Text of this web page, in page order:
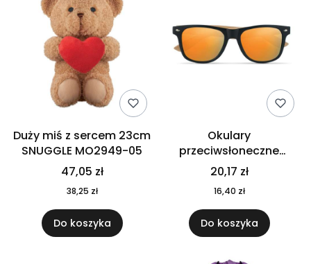
Duży miś z sercem 23cm
SNUGGLE MO2949-05
47,05 zł
38,25 zł
Do koszyka
Okulary
przeciwsłoneczne
CALIFORNIA TOUCH
MO9617-10
20,17 zł
16,40 zł
Do koszyka